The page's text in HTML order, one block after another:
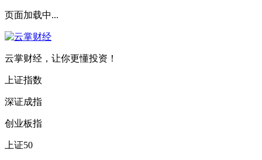
页面加载中...
云掌财经，让你更懂投资！
上证指数
深证成指
创业板指
上证50